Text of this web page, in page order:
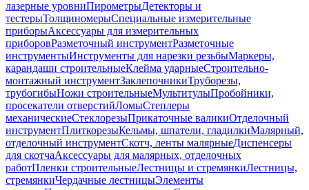
лазерные уровниПирометрыДетекторы и
тестерыТолщиномерыСпециальные измерительные
приборыАксессуары для измерительных
приборовРазметочный инструментРазметочные
инструментыИнструменты для нарезки резьбыМаркеры,
карандаши строительныеКлейма ударныеСтроительно-
монтажный инструментЗаклепочникиТруборезы,
трубогибыНожи строительныеМультитулыПробойники,
просекатели отверстийЛомыСтеплеры
механическиеСтеклорезыПрикаточные валикиОтделочный
инструментПлиткорезыКельмы, шпатели, гладилкиМалярный,
отделочный инструментСкотч, ленты малярныеДиспенсеры
для скотчаАксессуары для малярных, отделочных
работПленки строительныеЛестницы и стремянкиЛестницы,
стремянкиЧердачные лестницыЭлементы